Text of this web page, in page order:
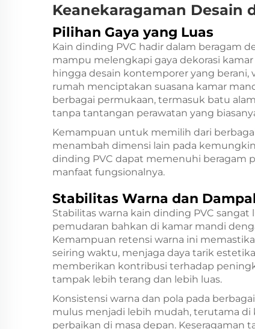
Keanekaragaman Desain
Pilihan Gaya yang Luas
Kain dinding PVC hadir dalam beragam
mampu melengkapi gaya dekorasi
hingga desain kontemporer yang
rumah menciptakan suasana kamar
berbagai permukaan, termasuk batu
tanpa tantangan perawatan yang
Kemampuan untuk memilih dari
menambah dimensi lain pada
dinding PVC dapat memenuhi beragam
manfaat fungsionalnya.
Stabilitas Warna dan
Stabilitas warna kain dinding PVC
pemudaran bahkan di kamar mandi
Kemampuan retensi warna ini
seiring waktu, menjaga daya tarik
memberikan kontribusi terhadap
tampak lebih terang dan lebih luas.
Konsistensi warna dan pola pada
mulus menjadi lebih mudah, terutama di
perbaikan di masa depan. Keseragaman